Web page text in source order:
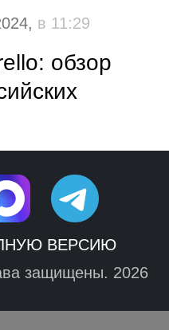
в 11:29
обзор
ВЕРСИЮ
защищены. 2026